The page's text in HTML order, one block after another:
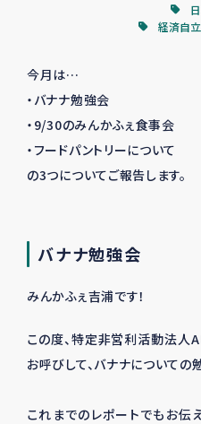
経済自
今月は…
・バナナ勉強会
・9/30のみんかふぇ食事会
・フードパントリーについて
の3つについてご報告します。
バナナ勉強会
みんかふぇ吉浦です！
この度、特定非営利活動法人
お呼びして、バナナについての
これまでのレポートでもお伝